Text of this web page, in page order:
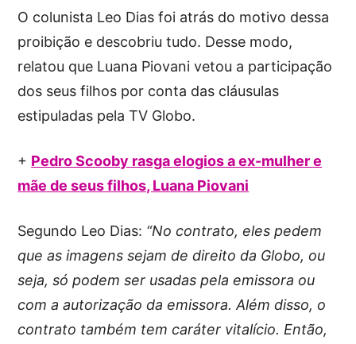
O colunista Leo Dias foi atrás do motivo dessa
proibição e descobriu tudo. Desse modo,
relatou que Luana Piovani vetou a participação
dos seus filhos por conta das cláusulas
estipuladas pela TV Globo.
+ Pedro Scooby rasga elogios a ex-mulher e
mãe de seus filhos, Luana Piovani
Segundo Leo Dias: “No contrato, eles pedem
que as imagens sejam de direito da Globo, ou
seja, só podem ser usadas pela emissora ou
com a autorização da emissora. Além disso, o
contrato também tem caráter vitalício. Então,